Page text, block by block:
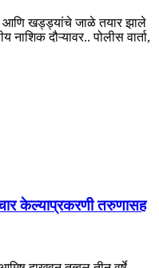
आणि खड्ड्यांचे जाळे तयार झाले
दौऱ्यावर.. पोलीस वार्ता,
केल्याप्रकरणी तरुणासह